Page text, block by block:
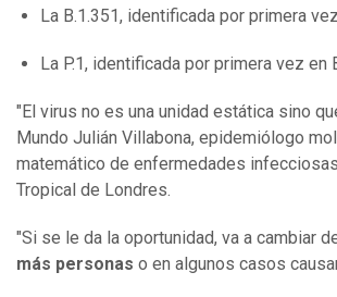
La B.1.351, identificada por primera
La P.1, identificada por primera vez en
"El virus no es una unidad estática sino
Mundo Julián Villabona, epidemiólogo
matemático de enfermedades
Tropical de Londres.
"Si se le da la oportunidad, va a cambiar
más personas o en algunos casos